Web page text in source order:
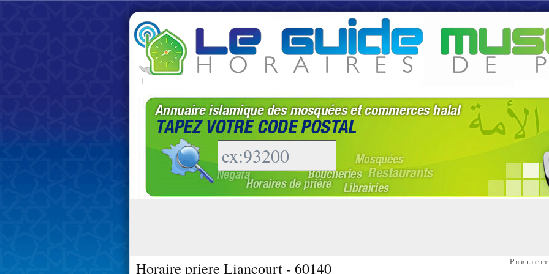
|
Horaire priere Liancourt - 60140